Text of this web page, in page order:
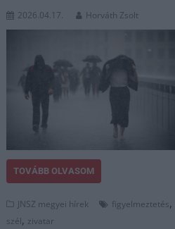
2026.04.17. Horváth Zsolt
TOVÁBB OLVASOM
JNSZ megyei hírek figyelmeztetés,
szél, zivatar